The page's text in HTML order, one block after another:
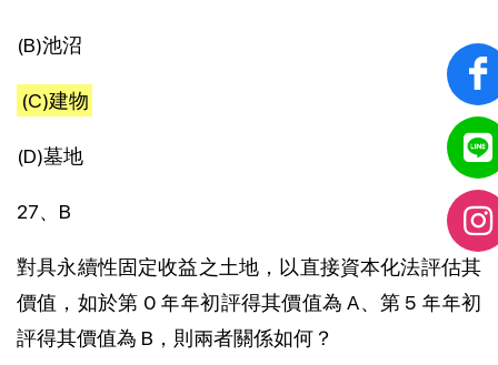
(B)池沼
(C)建物
(D)墓地
27、B
對具永續性固定收益之土地，以直接資本化法評估其
價值，如於第 0 年年初評得其價值為 A、第 5 年年初
評得其價值為 B，則兩者關係如何？